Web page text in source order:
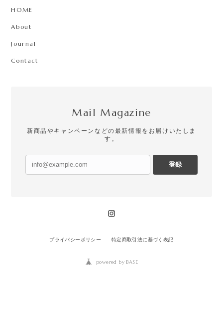
HOME
About
Journal
Contact
Mail Magazine
新商品やキャンペーンなどの最新情報をお届けいたしま
す。
登録
プライバシーポリシー 特定商取引法に基づく表記
powered by BASE